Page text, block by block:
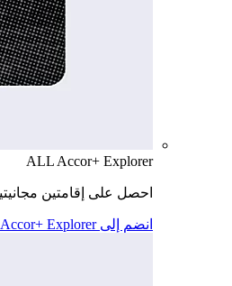
ALL Accor+ Explorer
احصل على إقامتين
انضم إلى ALL Accor+ Explorer